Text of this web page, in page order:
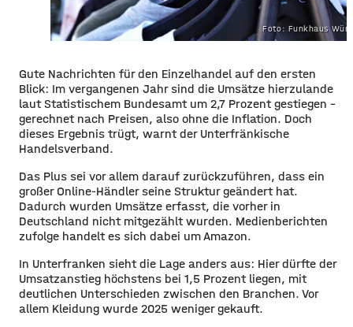
Foto: Funkhaus
Gute Nachrichten für den Einzelhandel auf den ersten
Blick: Im vergangenen Jahr sind die Umsätze hierzulande
laut Statistischem Bundesamt um 2,7 Prozent gestiegen –
gerechnet nach Preisen, also ohne die Inflation. Doch
dieses Ergebnis trügt, warnt der Unterfränkische
Handelsverband.
Das Plus sei vor allem darauf zurückzuführen, dass ein
großer Online-Händler seine Struktur geändert hat.
Dadurch wurden Umsätze erfasst, die vorher in
Deutschland nicht mitgezählt wurden. Medienberichten
zufolge handelt es sich dabei um Amazon.
In Unterfranken sieht die Lage anders aus: Hier dürfte der
Umsatzanstieg höchstens bei 1,5 Prozent liegen, mit
deutlichen Unterschieden zwischen den Branchen. Vor
allem Kleidung wurde 2025 weniger gekauft.